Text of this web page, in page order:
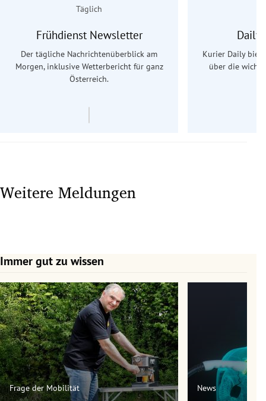
Täglich
Frühdienst Newsletter
Der tägliche Nachrichtenüberblick am
Morgen, inklusive Wetterbericht für ganz
Österreich.
Daily
Kurier Daily
über die
Weitere Meldungen
Immer gut zu wissen
Slide 1 von 7
Frage der Mobilität News